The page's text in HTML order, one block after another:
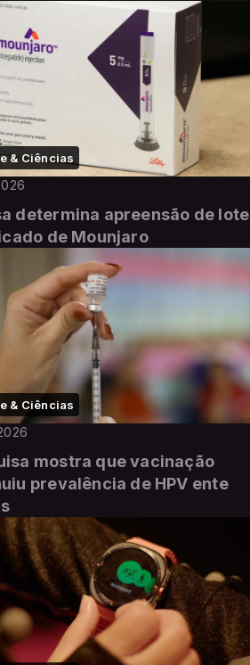
& Ciências
determina apreensão de lote
de Mounjaro
& Ciências
mostra que vacinação
prevalência de HPV ente